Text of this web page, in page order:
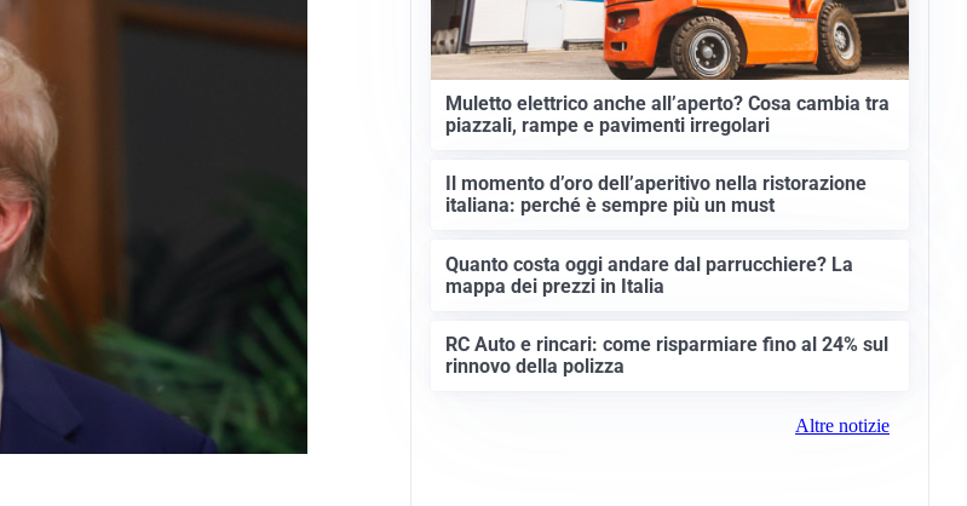
Muletto elettrico anche all’aperto? Cosa cambia tra
piazzali, rampe e pavimenti irregolari
Il momento d’oro dell’aperitivo nella ristorazione
italiana: perché è sempre più un must
Quanto costa oggi andare dal parrucchiere? La
mappa dei prezzi in Italia
RC Auto e rincari: come risparmiare fino al 24% sul
rinnovo della polizza
Altre notizie